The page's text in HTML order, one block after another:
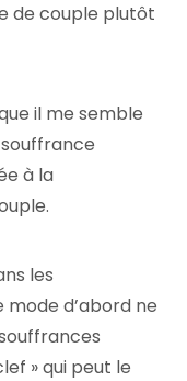
de couple plutôt
il me semble
à la
les
d’abord ne
» qui peut le